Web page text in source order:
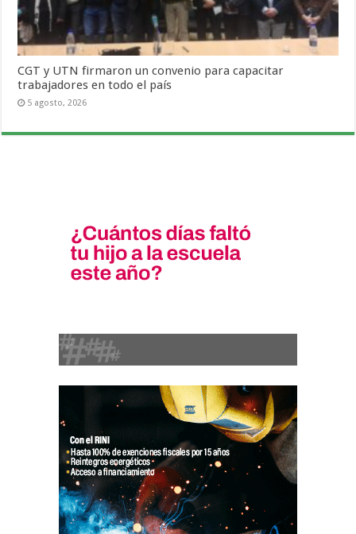
CGT y UTN firmaron un convenio para capacitar
trabajadores en todo el país
5 agosto, 2026